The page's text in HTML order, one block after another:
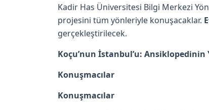
Kadir Has Üniversitesi Bilgi Merkezi
projesini tüm yönleriyle konuşacaklar.
gerçekleştirilecek.
Koçu’nun İstanbul’u: Ansiklopedinin
Konuşmacılar
Konuşmacılar